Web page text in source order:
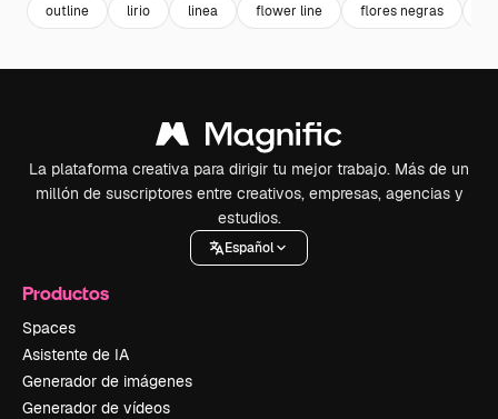
outline lirio linea flower line flores negras
La plataforma creativa para dirigir tu mejor trabajo. Más de un
millón de suscriptores entre creativos, empresas, agencias y
estudios.
Español
Productos
Spaces
Asistente de IA
Generador de imágenes
Generador de vídeos